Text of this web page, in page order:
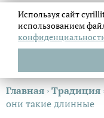
Главная ›Традиция
они такие длинные
Используя сайт
использованием